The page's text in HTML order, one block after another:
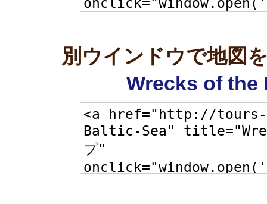
別ウインドウで地図
Wrecks of the